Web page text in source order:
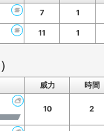
7 1
11 1
威力 時間
10 2